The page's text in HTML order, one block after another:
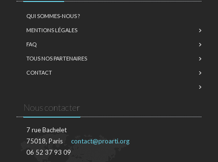
QUI SOMMES-NOUS ?
MENTIONS LÉGALES
FAQ
TOUS NOS PARTENAIRES
CONTACT
Nous contacter
7 rue Bachelet
75018, Paris
06 52 37 93 09
contact@proarti.org